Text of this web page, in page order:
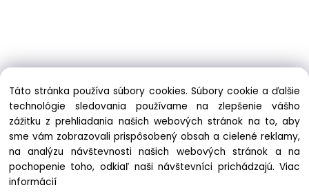
Informácie
Obchodné podmienky
Ochrana osobných údajov
Zásady cookies
Táto stránka používa súbory cookies. Súbory cookie a ďalšie
technológie sledovania používame na zlepšenie vášho
zážitku z prehliadania našich webových stránok na to, aby
sme vám zobrazovali prispôsobený obsah a cielené reklamy,
na analýzu návštevnosti našich webových stránok a na
pochopenie toho, odkiaľ naši návštevníci prichádzajú.Viac
informácií